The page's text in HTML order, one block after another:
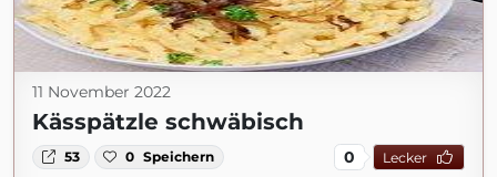
11 November 2022
Kässpätzle schwäbisch
53 0 Speichern 0 Lecker